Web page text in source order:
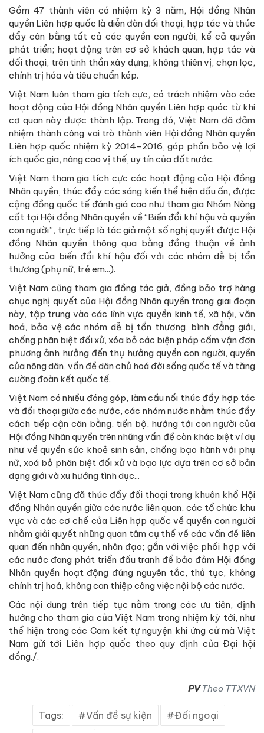
Gồm 47 thành viên có nhiệm kỳ 3 năm, Hội đồng Nhân
quyền Liên hợp quốc là diễn đàn đối thoại, hợp tác và thúc
đẩy cân bằng tất cả các quyền con người, kể cả quyền
phát triển; hoạt động trên cơ sở khách quan, hợp tác và
đối thoại, trên tinh thần xây dựng, không thiên vị, chọn lọc,
chính trị hóa và tiêu chuẩn kép.
Việt Nam luôn tham gia tích cực, có trách nhiệm vào các
hoạt động của Hội đồng Nhân quyền Liên hợp quóc từ khi
cơ quan này được thành lập. Trong đó, Việt Nam đã đảm
nhiệm thành công vai trò thành viên Hội đồng Nhân quyền
Liên hợp quốc nhiệm kỳ 2014-2016, góp phần bảo vệ lợi
ích quốc gia, nâng cao vị thế, uy tín của đất nước.
Việt Nam tham gia tích cực các hoạt động của Hội đồng
Nhân quyền, thúc đẩy các sáng kiến thể hiện dấu ấn, được
cộng đồng quốc tế đánh giá cao như tham gia Nhóm Nòng
cốt tại Hội đồng Nhân quyền về “Biến đổi khí hậu và quyền
con người”, trực tiếp là tác giả một số nghị quyết được Hội
đồng Nhân quyền thông qua bằng đồng thuận về ảnh
hưởng của biến đổi khí hậu đối với các nhóm dễ bị tổn
thương (phụ nữ, trẻ em...).
Việt Nam cũng tham gia đồng tác giả, đồng bảo trợ hàng
chục nghị quyết của Hội đồng Nhân quyền trong giai đoạn
này, tập trung vào các lĩnh vực quyền kinh tế, xã hội, văn
hoá, bảo vệ các nhóm dễ bị tổn thương, bình đẳng giới,
chống phân biệt đối xử, xóa bỏ các biện pháp cấm vận đơn
phương ảnh hưởng đến thụ hưởng quyền con người, quyền
của nông dân, vấn đề dân chủ hoá đời sống quốc tế và tăng
cường đoàn kết quốc tế.
Việt Nam có nhiều đóng góp, làm cầu nối thúc đẩy hợp tác
và đối thoại giữa các nước, các nhóm nước nhằm thúc đẩy
cách tiếp cận cân bằng, tiến bộ, hướng tới con người của
Hội đồng Nhân quyền trên những vấn đề còn khác biệt ví dụ
như về quyền sức khoẻ sinh sản, chống bạo hành với phụ
nữ, xoá bỏ phân biệt đối xử và bạo lực dựa trên cơ sở bản
dạng giới và xu hướng tình dục...
Việt Nam cũng đã thúc đẩy đối thoại trong khuôn khổ Hội
đồng Nhân quyền giữa các nước liên quan, các tổ chức khu
vực và các cơ chế của Liên hợp quốc về quyền con người
nhằm giải quyết những quan tâm cụ thể về các vấn đề liên
quan đến nhân quyền, nhân đạo; gắn với việc phối hợp với
các nước đang phát triển đấu tranh để bảo đảm Hội đồng
Nhân quyền hoạt động đúng nguyên tắc, thủ tục, không
chính trị hoá, không can thiệp công việc nội bộ các nước.
Các nội dung trên tiếp tục nằm trong các ưu tiên, định
hướng cho tham gia của Việt Nam trong nhiệm kỳ tới, như
thể hiện trong các Cam kết tự nguyện khi ứng cử mà Việt
Nam gửi tới Liên hợp quốc theo quy định của Đại hội
đồng./.
PVTheo TTXVN
Tags: Vấn đề sự kiện Đối ngoại